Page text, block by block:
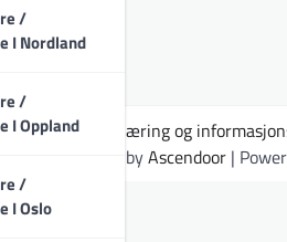
/
I Nordland
/
I Oppland
/
I Oslo
Personvernerklæring og
Magazine byAscendoor |